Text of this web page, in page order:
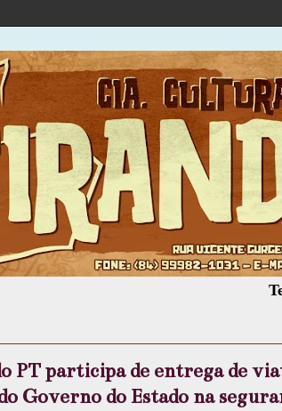
Teatro,
PT participa de entrega de
Governo do Estado na